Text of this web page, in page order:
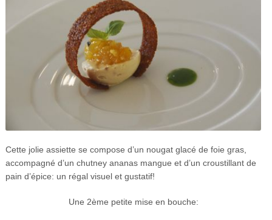
Cette jolie assiette se compose d’un nougat glacé de foie gras,
accompagné d’un chutney ananas mangue et d’un croustillant de
pain d’épice: un régal visuel et gustatif!
Une 2ème petite mise en bouche: